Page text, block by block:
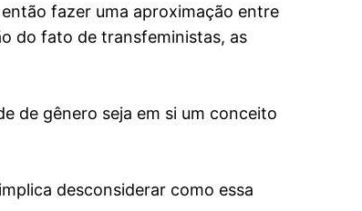
fazer uma aproximação entre
do fato de transfeministas, as
de gênero seja em si um conceito
desconsiderar como essa